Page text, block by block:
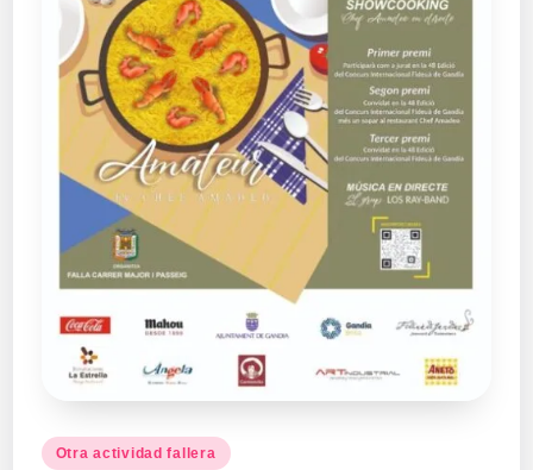
Publicado
Otra actividad fallera